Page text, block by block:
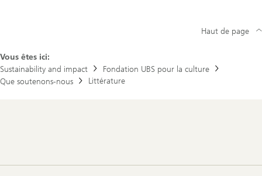
e
r
d
Vous êtes ici:
Sustainability and impact
Fondation UBS pour la culture
Que soutenons-nous
Littérature
Haut de page